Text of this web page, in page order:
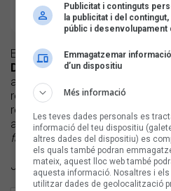
El projecte artístic del raper
D’Marius
, reuneix en un EP
amorosa i sonoritats suaus. Se
remot de “Primavera!”, el foc
reggaeton alentit de “Brisa”. Tot
amable, enamorat i romanticot
falta l’aire(autoeditat, 2024).
Jordi Martí i Fabra
Publicitat i continguts
la publicitat i del
públic i desenvolupament
Emmagatzemar
d’un dispositiu
Més informació
Les teves dades personals es
informació del teu dispositiu
altres dades del dispositiu) es
els quals també podran
mateix, aquest lloc web també
aquesta informació. Nosaltres i
utilitzar dades de geolocalització